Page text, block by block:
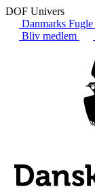
DOF Univers
Danmarks Fugle
Bliv medlem